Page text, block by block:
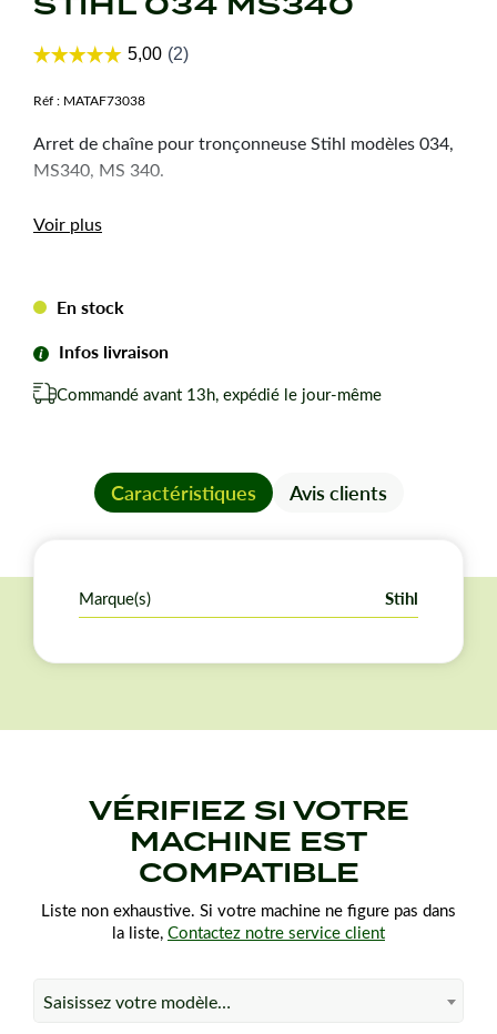
Réf : MATAF73038
Arret de chaîne pour tronçonneuse Stihl modèles 034,
MS340, MS 340.
Voir plus
En stock
Infos livraison
Commandé avant 13h, expédié le jour-même
Caractéristiques Avis clients
Marque(s) Stihl
VÉRIFIEZ SI VOTRE
MACHINE EST
COMPATIBLE
Liste non exhaustive. Si votre machine ne figure pas dans
la liste, Contactez notre service client
Saisissez votre modèle…